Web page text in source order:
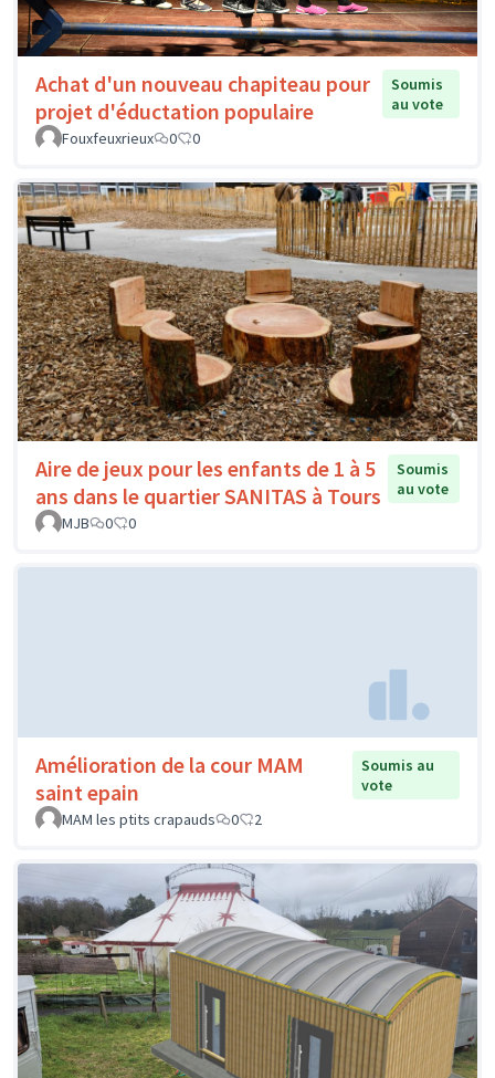
Achat d'un nouveau chapiteau pour
projet d'éductation populaire
Soumis
au vote
Fouxfeuxrieux
0 0
Aire de jeux pour les enfants de 1 à 5
ans dans le quartier SANITAS à Tours
Soumis
au vote
MJB
0 0
Amélioration de la cour MAM
saint epain
Soumis au
vote
MAM les ptits crapauds
0 2